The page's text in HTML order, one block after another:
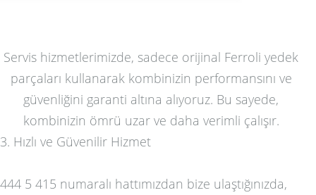
Servis hizmetlerimizde, sadece orijinal Ferroli yedek
parçaları kullanarak kombinizin performansını ve
güvenliğini garanti altına alıyoruz. Bu sayede,
kombinizin ömrü uzar ve daha verimli çalışır.
3. Hızlı ve Güvenilir Hizmet
444 5 415 numaralı hattımızdan bize ulaştığınızda,